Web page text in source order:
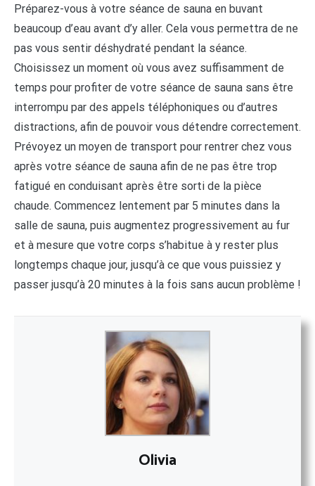
Préparez-vous à votre séance de sauna en buvant
beaucoup d’eau avant d’y aller. Cela vous permettra de ne
pas vous sentir déshydraté pendant la séance.
Choisissez un moment où vous avez suffisamment de
temps pour profiter de votre séance de sauna sans être
interrompu par des appels téléphoniques ou d’autres
distractions, afin de pouvoir vous détendre correctement.
Prévoyez un moyen de transport pour rentrer chez vous
après votre séance de sauna afin de ne pas être trop
fatigué en conduisant après être sorti de la pièce
chaude. Commencez lentement par 5 minutes dans la
salle de sauna, puis augmentez progressivement au fur
et à mesure que votre corps s’habitue à y rester plus
longtemps chaque jour, jusqu’à ce que vous puissiez y
passer jusqu’à 20 minutes à la fois sans aucun problème !
Olivia